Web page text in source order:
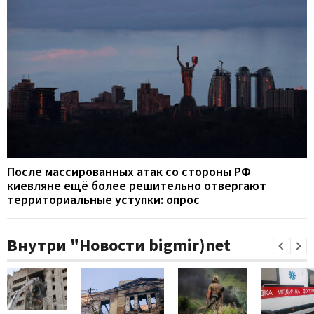
После массированных атак со стороны РФ
киевляне ещё более решительно отвергают
территориальные уступки: опрос
Внутри "Новости bigmir)net